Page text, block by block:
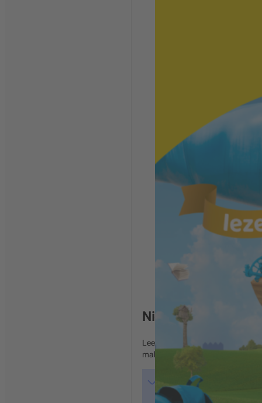
Nieuw Nederlands
Leer nu Nieuw Nederlands
makkelijkste manier om de
Technisch &